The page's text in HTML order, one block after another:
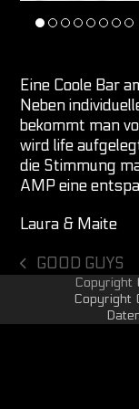
Eine Coole Bar
Neben
bekommt man
wird life
die Stimmung
AMP eine
Laura & Maite
vorheriger
GOOD GUYS
Copyright
Copyright